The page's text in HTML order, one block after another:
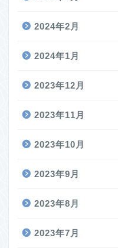
2024年2月
2024年1月
2023年12月
2023年11月
2023年10月
2023年9月
2023年8月
2023年7月